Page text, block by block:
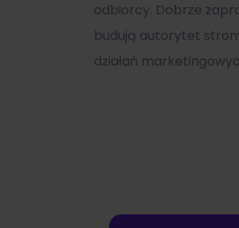
odbiorcy. Dobrze
budują autorytet
działań